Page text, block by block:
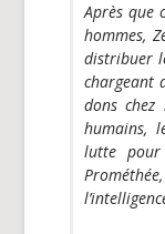
Après que
hommes,
distribuer
chargeant
dons
humains,
lutte